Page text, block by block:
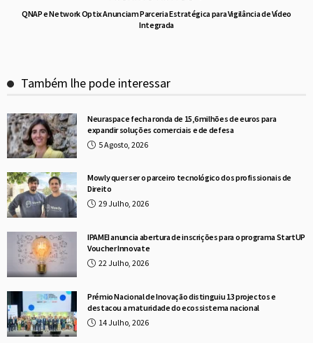
QNAP e Network Optix Anunciam Parceria Estratégica para Vigilância de Vídeo
Integrada
Também lhe pode interessar
Neuraspace fecha ronda de 15,6 milhões de euros para
expandir soluções comerciais e de defesa
5 Agosto, 2026
Mowly quer ser o parceiro tecnológico dos profissionais de
Direito
29 Julho, 2026
IPAMEI anuncia abertura de inscrições para o programa StartUP
Voucher Innovate
22 Julho, 2026
Prémio Nacional de Inovação distinguiu 13 projectos e
destacou a maturidade do ecossistema nacional
14 Julho, 2026